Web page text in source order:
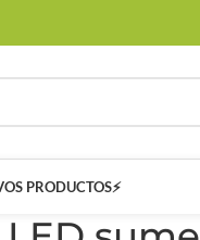
PRODUCTOS⚡